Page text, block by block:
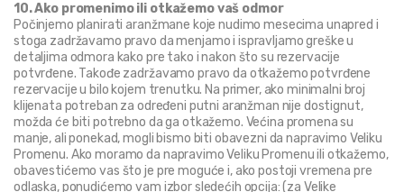
10. Ako promenimo ili otkažemo vaš odmor
Počinjemo planirati aranžmane koje nudimo mesecima unapred i
stoga zadržavamo pravo da menjamo i ispravljamo greške u
detaljima odmora kako pre tako i nakon što su rezervacije
potvrđene. Takođe zadržavamo pravo da otkažemo potvrđene
rezervacije u bilo kojem trenutku. Na primer, ako minimalni broj
klijenata potreban za određeni putni aranžman nije dostignut,
možda će biti potrebno da ga otkažemo. Većina promena su
manje, ali ponekad, mogli bismo biti obavezni da napravimo Veliku
Promenu. Ako moramo da napravimo Veliku Promenu ili otkažemo,
obavestićemo vas što je pre moguće i, ako postoji vremena pre
odlaska, ponudićemo vam izbor sledećih opcija: (za Velike